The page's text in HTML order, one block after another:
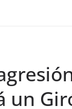
un